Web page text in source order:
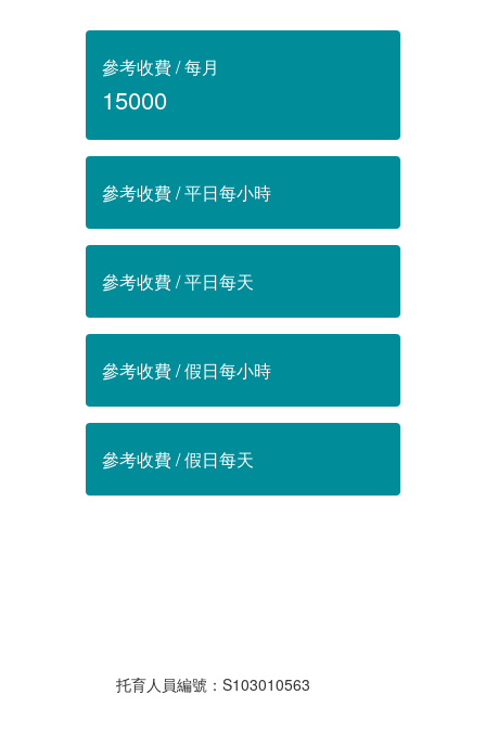
參考收費 / 每月
15000
參考收費 / 平日每小時
參考收費 / 平日每天
參考收費 / 假日每小時
參考收費 / 假日每天
托育人員編號：S103010563